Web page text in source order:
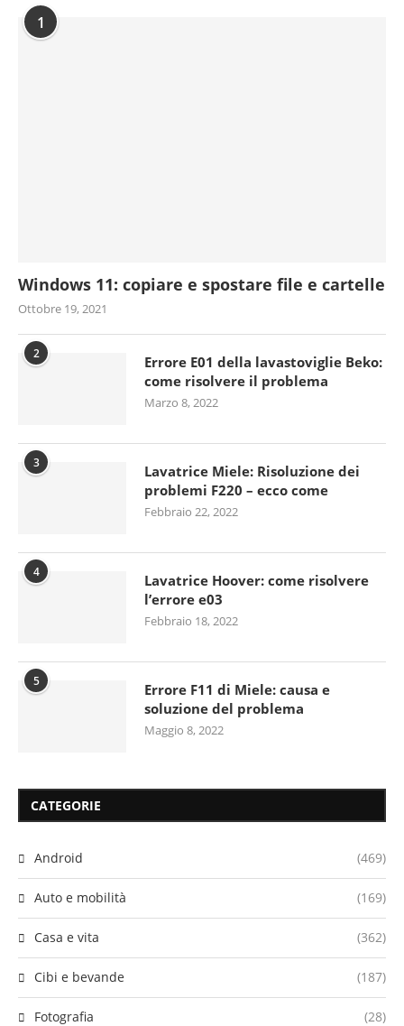
1
Windows 11: copiare e spostare file e cartelle
Ottobre 19, 2021
2
Errore E01 della lavastoviglie Beko:
come risolvere il problema
Marzo 8, 2022
3
Lavatrice Miele: Risoluzione dei
problemi F220 – ecco come
Febbraio 22, 2022
4
Lavatrice Hoover: come risolvere
l’errore e03
Febbraio 18, 2022
5
Errore F11 di Miele: causa e
soluzione del problema
Maggio 8, 2022
CATEGORIE
Android (469)
Auto e mobilità (169)
Casa e vita (362)
Cibi e bevande (187)
Fotografia (28)